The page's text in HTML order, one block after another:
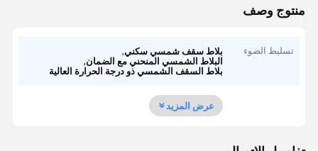
منتوج وصف
تسليط الضوء بلاط سقف شمسي سكني,
البلاط الشمسي المنحني مع الضمان,
بلاط السقف الشمسي ذو درجة الحرارة العالية
عرض المزيد